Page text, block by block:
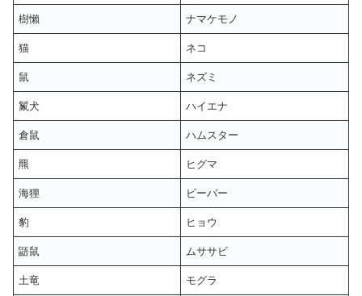
樹懶 ナマケモノ
猫 ネコ
鼠 ネズミ
鬣犬 ハイエナ
倉鼠 ハムスター
羆 ヒグマ
海狸 ビーバー
豹 ヒョウ
鼯鼠 ムササビ
土竜 モグラ